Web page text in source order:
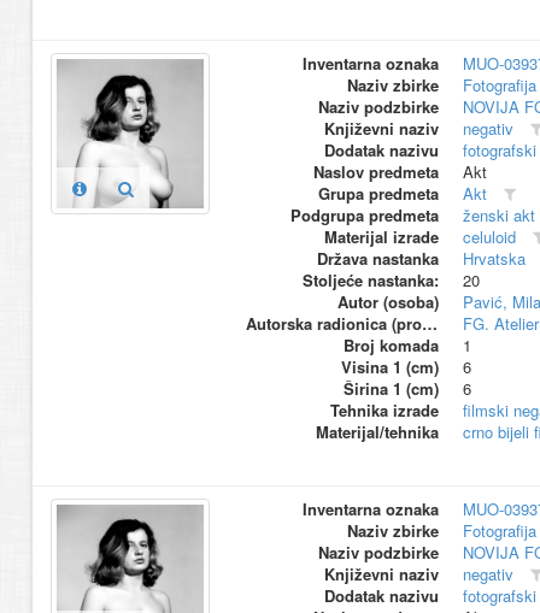
Inventarna oznaka
MUO-
Naziv zbirke
Naziv podzbirke
NOVIJA
Književni naziv
negativ
Dodatak nazivu
Naslov predmeta
Akt
Grupa predmeta
Akt
Podgrupa predmeta
ženski akt
Materijal izrade
celuloid
Država nastanka
Hrvatska
Stoljeće nastanka:
20
Autor (osoba)
Pavić,
Autorska radionica (proizvođač)
FG.
Broj komada
1
Visina 1 (cm)
6
Širina 1 (cm)
6
Tehnika izrade
filmski
Materijal/tehnika
crno bijeli
Inventarna oznaka
MUO-
Naziv zbirke
Naziv podzbirke
NOVIJA
Književni naziv
negativ
Dodatak nazivu